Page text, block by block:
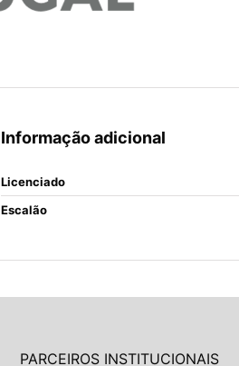
Informação adicional
Licenciado
Escalão
PARCEIROS INSTITUCIONAIS